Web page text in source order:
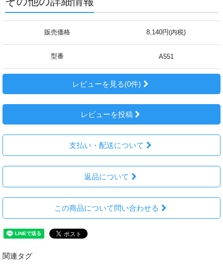
販売価格 8,140円(内税)
型番 A551
レビューを見る(0件)
レビューを投稿
支払い・配送について
返品について
この商品について問い合わせる
関連タグ